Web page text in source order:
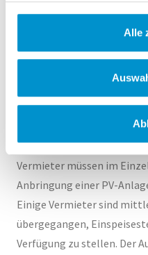
Alle
Mietsache hinterlassen.
Betriebs liegt außerdem
hier Zweifel haben, kann
sein, fachkundigen Rat
Der Einzelfall
Vermieter müssen im
Anbringung einer PV-
Einige Vermieter sind
übergegangen,
Verfügung zu stellen. Der